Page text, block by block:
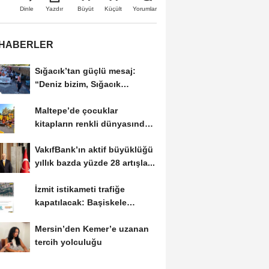
Dinle Yazdır Büyüt Küçült Yorumlar
Sığacık’tan güçlü mesaj:
“Deniz bizim, Sığacık
Maltepe’de çocuklar
kitapların renkli dünyasında
VakıfBank’ın aktif büyüklüğü
yıllık bazda yüzde 28 artışla...
İzmit istikameti trafiğe
kapatılacak: Başiskele
Mersin’den Kemer’e uzanan
tercih yolculuğu